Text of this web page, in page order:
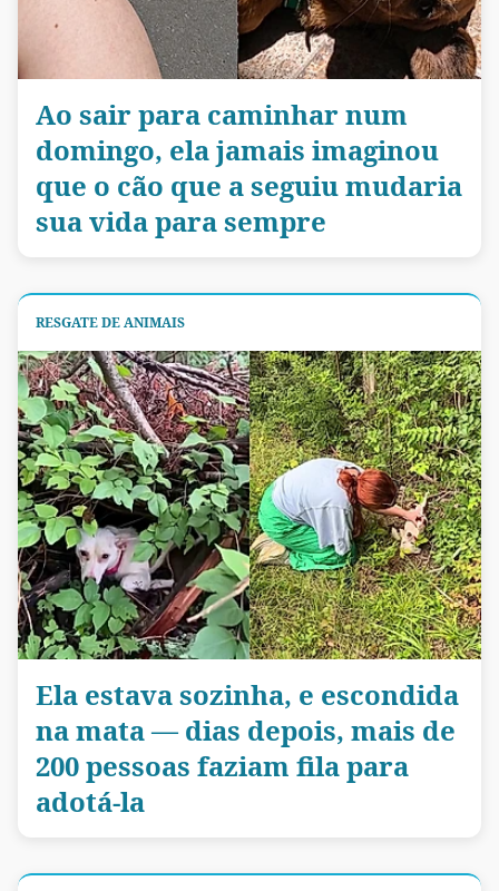
Ao sair para caminhar num
domingo, ela jamais imaginou
que o cão que a seguiu mudaria
sua vida para sempre
RESGATE DE ANIMAIS
Ela estava sozinha, e escondida
na mata — dias depois, mais de
200 pessoas faziam fila para
adotá-la